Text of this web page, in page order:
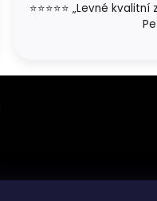
⭐⭐⭐⭐⭐ „Levné